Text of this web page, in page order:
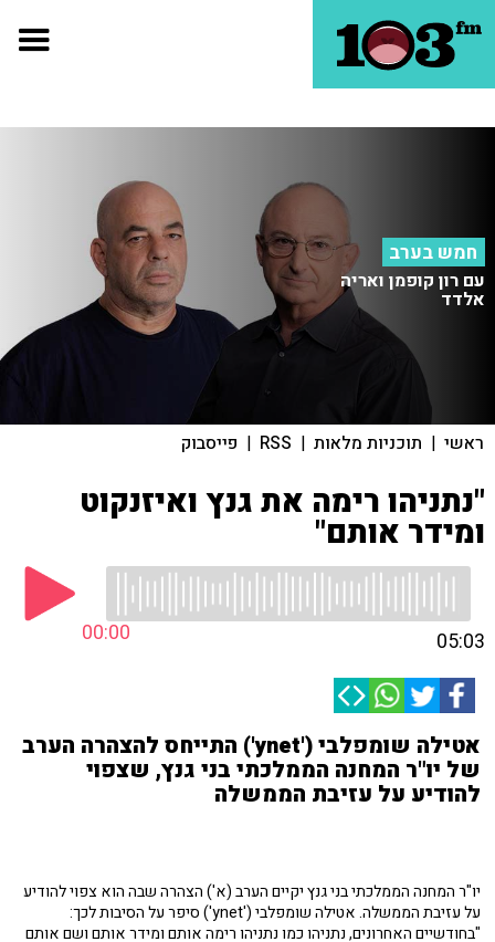
חמש בערב
עם רון קופמן ואריה
אלדד
ראשי | תוכניות מלאות |
RSS
| פייסבוק
"נתניהו רימה את גנץ ואיזנקוט
ומידר אותם"
00:00 05:03
אטילה שומפלבי ('ynet') התייחס להצהרה הערב
של יו"ר המחנה הממלכתי בני גנץ, שצפוי
להודיע על עזיבת הממשלה
יו"ר המחנה הממלכתי בני גנץ יקיים הערב (א') הצהרה שבה הוא צפוי להודיע
על עזיבת הממשלה. אטילה שומפלבי ('ynet') סיפר על הסיבות לכך:
"בחודשיים האחרונים, נתניהו כמו נתניהו רימה אותם ומידר אותם ושם אותם